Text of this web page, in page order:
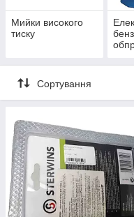
Мийки високого
тиску
Сортування